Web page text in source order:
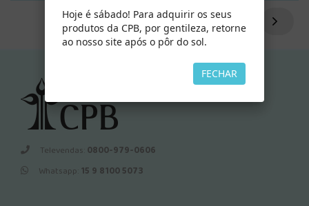
Televendas: 0800-979-0606
Whatsapp: 15 9 8100 5073
Hoje é sábado! Para adquirir os seus
produtos da CPB, por gentileza, retorne
ao nosso site após o pôr do sol.
FECHAR